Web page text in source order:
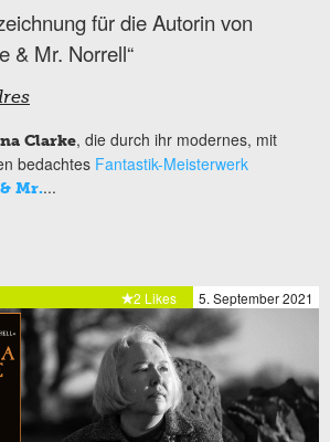
für die Autorin von
& Mr. Norrell“
Clarke, die durch ihr modernes, mit
bedachtes Fantastik-Meisterwerk
Mr....
5. September 2021
2 Likes